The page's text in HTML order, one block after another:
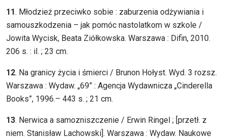
11. Młodzież przeciwko sobie : zaburzenia odżywiania i
samouszkodzenia – jak pomóc nastolatkom w szkole /
Jowita Wycisk, Beata Ziółkowska. Warszawa : Difin, 2010.
206 s. : il. ; 23 cm.
12. Na granicy życia i śmierci / Brunon Hołyst. Wyd. 3 rozsz.
Warszawa : Wydaw. „69” : Agencja Wydawnicza „Cinderella
Books”, 1996.– 443 s. ; 21 cm.
13. Nerwica a samozniszczenie / Erwin Ringel ; [przetł. z
niem. Stanisław Lachowski]. Warszawa : Wydaw. Naukowe